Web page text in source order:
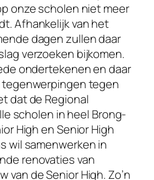
onze scholen niet meer
Afhankelijk van het
dagen zullen daar
verzoeken bijkomen.
ondertekenen en daar
tegen
dat de Regional
scholen in heel Brong-
High en Senior High
wil samenwerken in
renovaties van
van de Senior High. Zo’n